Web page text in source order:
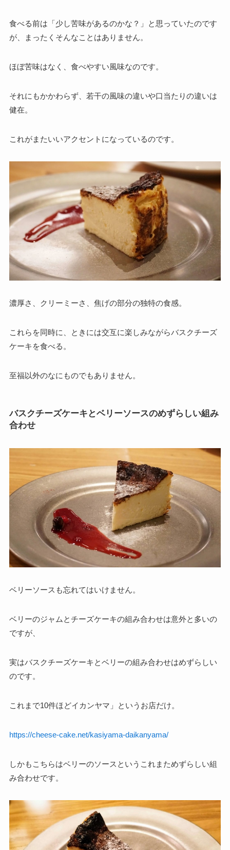
食べる前は「少し苦味があるのかな？」と思っていたのです
が、まったくそんなことはありません。
ほぼ苦味はなく、食べやすい風味なのです。
それにもかかわらず、若干の風味の違いや口当たりの違いは
健在。
これがまたいいアクセントになっているのです。
濃厚さ、クリーミーさ、焦げの部分の独特の食感。
これらを同時に、ときには交互に楽しみながらバスクチーズ
ケーキを食べる。
至福以外のなにものでもありません。
バスクチーズケーキとベリーソースのめずらしい組み
合わせ
ベリーソースも忘れてはいけません。
ベリーのジャムとチーズケーキの組み合わせは意外と多いの
ですが、
実はバスクチーズケーキとベリーの組み合わせはめずらしい
のです。
これまで10件ほどイカンヤマ」というお店だけ。
https://cheese-cake.net/kasiyama-daikanyama/
しかもこちらはベリーのソースというこれまためずらしい組
み合わせです。